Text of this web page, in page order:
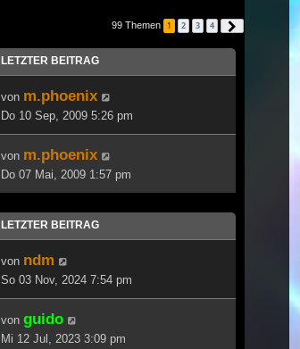
99 Themen 1 2 3 4
LETZTER BEITRAG
von m.phoenix
Do 10 Sep, 2009 5:26 pm
von m.phoenix
Do 07 Mai, 2009 1:57 pm
LETZTER BEITRAG
von ndm
So 03 Nov, 2024 7:54 pm
von guido
Mi 12 Jul, 2023 3:09 pm